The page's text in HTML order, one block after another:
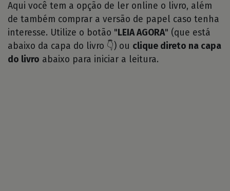
Aqui você tem a opção de ler online o livro, além
de também comprar a versão de papel caso tenha
interesse. Utilize o botão " LEIA AGORA" (que está
abaixo da capa do livro 👇) ou clique direto na capa
do livro abaixo para iniciar a leitura.